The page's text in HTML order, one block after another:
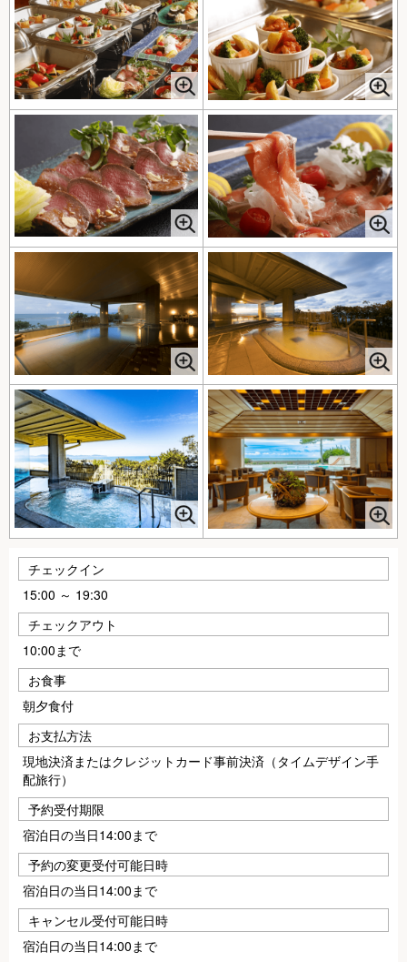
チェックイン
15:00 ～ 19:30
チェックアウト
10:00まで
お食事
朝夕食付
お支払方法
現地決済またはクレジットカード事前決済（タイムデザイン手
配旅行）
予約受付期限
宿泊日の当日14:00まで
予約の変更受付可能日時
宿泊日の当日14:00まで
キャンセル受付可能日時
宿泊日の当日14:00まで